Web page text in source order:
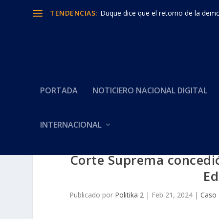
TENDENCIAS: Duque dice que el retorno de la
PORTADA NOTICIERO NACIONAL DIGITAL
INTERNACIONAL
Corte Suprema
Publicado por Politika 2 | Feb 21, 2024| Caso